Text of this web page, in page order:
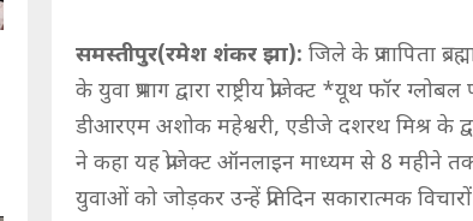
समस्तीपुर(रमेश शंकर झा): जिले के प्रजापिता
के युवा प्रभाग द्वारा राष्ट्रीय प्रोजेक्ट *यूथ फॉर
डीआरएम अशोक महेश्वरी, एडीजे दशरथ मिश्र के
ने कहा यह प्रोजेक्ट ऑनलाइन माध्यम से 8 महीने
युवाओं को जोड़कर उन्हें प्रतिदिन सकारात्मक